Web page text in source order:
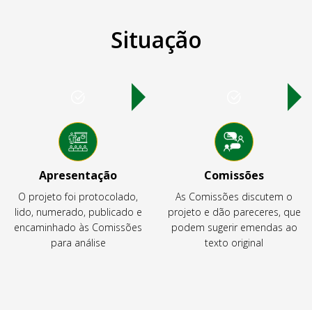
Situação
Apresentação
O projeto foi protocolado,
lido, numerado, publicado e
encaminhado às Comissões
para análise
Comissões
As Comissões discutem o
projeto e dão pareceres, que
podem sugerir emendas ao
texto original